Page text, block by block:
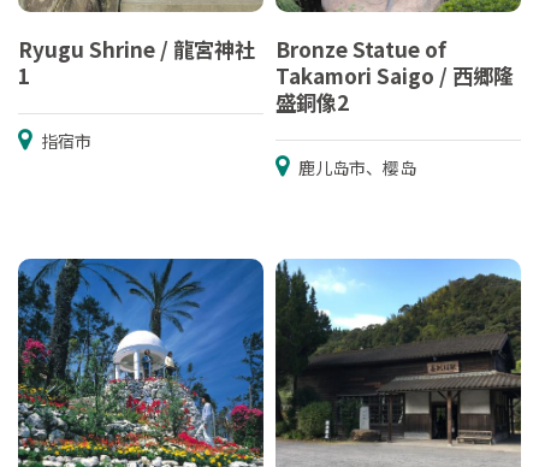
Ryugu Shrine / 龍宮神社
1
指宿市
Bronze Statue of
Takamori Saigo / 西郷隆
盛銅像2
鹿儿岛市、樱岛